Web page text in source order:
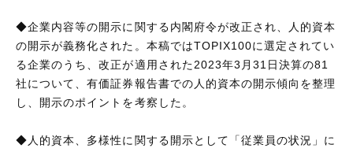
◆企業内容等の開示に関する内閣府令が改正され、人的資本
の開示が義務化された。本稿ではTOPIX100に選定されてい
る企業のうち、改正が適用された2023年3月31日決算の81
社について、有価証券報告書での人的資本の開示傾向を整理
し、開示のポイントを考察した。
◆人的資本、多様性に関する開示として「従業員の状況」に